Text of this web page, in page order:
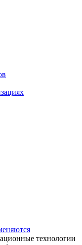
технологии